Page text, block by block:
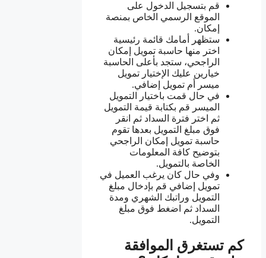
قم بتسجيل الدخول على
الموقع الرسمي الخاص بمنصة
إمكان.
ستظهر أمامك قائمة رئيسية
اختر منها حاسبة تمويل إمكان
الراجحي، ستجد بأعلى الحاسبة
خيارين عليك الإختيار تمويل
ميسر أم تمويل إضافي.
في حال قمت باختيار التمويل
الميسر قم بكتابة قيمة التمويل
ثم اختر فترة السداد ثم انقر
فوق مبلغ التمويل بعدها تقوم
حاسبة تمويل إمكان الراجحي
بتوضيح كافة المعلومات
الخاصة بالتمويل.
وفي حال كان يرغب العميل في
تمويل إضافي قم بإدخال مبلغ
التمويل وراتبك الشهري ومدة
السداد ثم اضغط فوق مبلغ
التمويل.
كم تستغرق الموافقة